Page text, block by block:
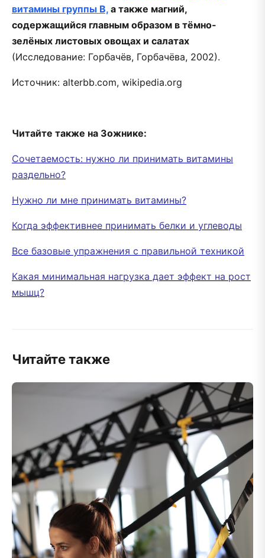
витамины группы В, а также магний,
содержащийся главным образом в тёмно-
зелёных листовых овощах и салатах
(Исследование: Горбачёв, Горбачёва, 2002).
Источник: alterbb.com, wikipedia.org
Читайте также на Зожнике:
Сочетаемость: нужно ли принимать витамины
раздельно?
Нужно ли мне принимать витамины?
Когда эффективнее принимать белки и углеводы
Все базовые упражнения с правильной техникой
Какая минимальная нагрузка дает эффект на рост
мышц?
Читайте также